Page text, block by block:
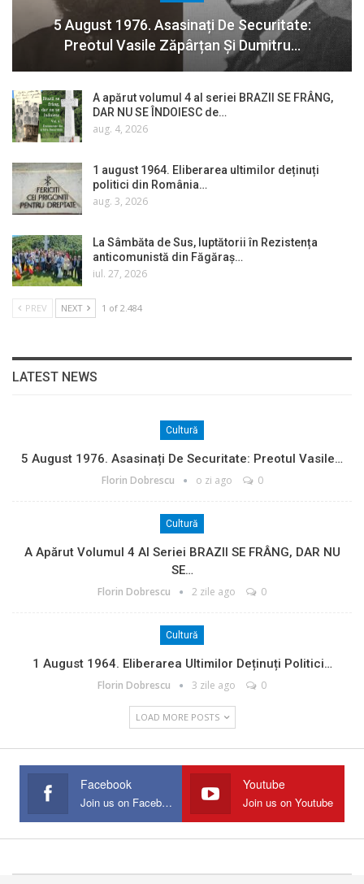
5 August 1976. Asasinați De Securitate:
Preotul Vasile Zăpârțan Și Dumitru…
A apărut volumul 4 al seriei BRAZII SE FRÂNG,
DAR NU SE ÎNDOIESC de…
aug. 4, 2026
1 august 1964. Eliberarea ultimilor deținuți
politici din România…
aug. 3, 2026
La Sâmbăta de Sus, luptătorii în Rezistența
anticomunistă din Făgăraș…
iul. 27, 2026
PREV NEXT 1 of 2.484
LATEST NEWS
Cultură
5 August 1976. Asasinați De Securitate: Preotul Vasile…
Florin Dobrescu o zi ago 0
Cultură
A Apărut Volumul 4 Al Seriei BRAZII SE FRÂNG, DAR NU
SE…
Florin Dobrescu 2 zile ago 0
Cultură
1 August 1964. Eliberarea Ultimilor Deținuți Politici…
Florin Dobrescu 3 zile ago 0
LOAD MORE POSTS
Facebook
Join us on Facebook
Youtube
Join us on Youtube